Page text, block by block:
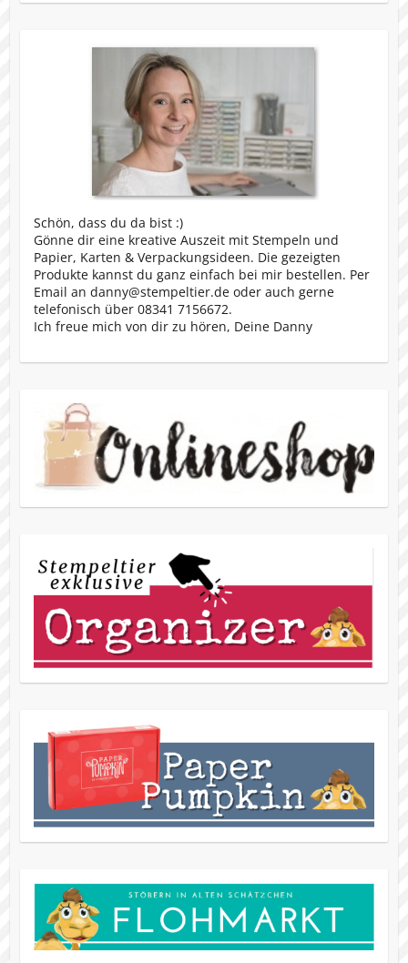
Schön, dass du da bist :)
Gönne dir eine kreative Auszeit mit Stempeln und
Papier, Karten & Verpackungsideen. Die gezeigten
Produkte kannst du ganz einfach bei mir bestellen. Per
Email an danny@stempeltier.de oder auch gerne
telefonisch über 08341 7156672.
Ich freue mich von dir zu hören, Deine Danny